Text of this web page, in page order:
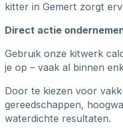
kitter in Gemert zorgt
Direct actie
Gebruik onze kitwerk
je op – vaak al binnen
Door te kiezen voor
gereedschappen,
waterdichte resultaten.